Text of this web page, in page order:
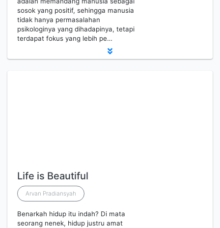
sosok yang positif, sehingga manusia
tidak hanya permasalahan
psikologinya yang dihadapinya, tetapi
terdapat fokus yang lebih pe…
Life is Beautiful
Arvan Pradiansyah
Benarkah hidup itu indah? Di mata
seorang nenek, hidup justru amat